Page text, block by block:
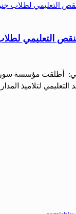
التعليمي
أطلقت مؤسسة
التعليمي لتلاميذ